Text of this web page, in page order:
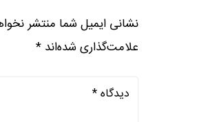
نشانی ایمیل شما منتشر
علامت‌گذاری شده‌اند *